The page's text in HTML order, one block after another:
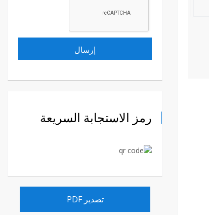
رمز الاستجابة السريعة
تصدير PDF